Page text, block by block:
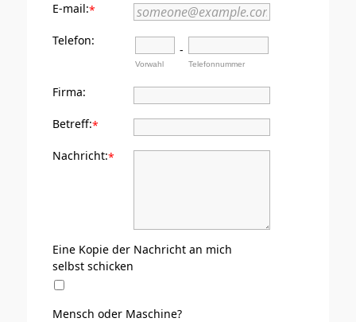
E-mail:*
Telefon:
Vorwahl
-
Telefonnummer
Firma:
Betreff:*
Nachricht:*
Eine Kopie der Nachricht an mich
selbst schicken
Mensch oder Maschine?